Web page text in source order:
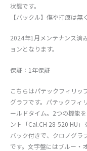
状態です。
【バックル】傷や打痕は無
2024年1月メンテナンス済
ョンとなります。
保証：1年保証
こちらはパテックフィリッ
グラフです。パテックフィ
ールドタイム。2つの機能
ント「Cal.CH 28-520 HU
バック付きで、クロノグラ
です。文字盤にはブルー・